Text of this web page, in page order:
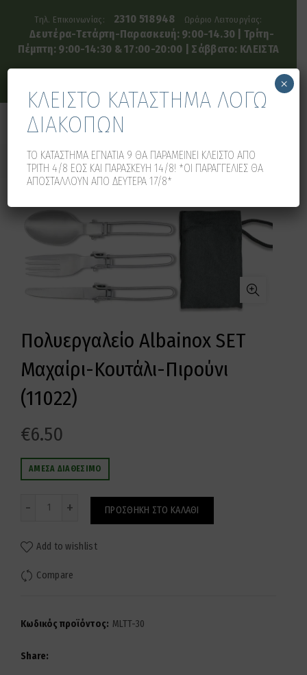
Τηλ. Επικοινωνίας: 2310 518948 Ωράριο Λειτουργίας:
Δευτέρα-Τετάρτη-Παρασκευή: 9:00-14.30 | Τρίτη-
Πέμπτη: 9:00-14:30 & 17:00-20:00 | Σάββατο: ΚΛΕΙΣΤΑ
Πολυεργαλείο Albainox SET
Μαχαίρι-Κουτάλι-Πιρούνι
(11022)
€6.50
ΆΜΕΣΑ ΔΙΑΘΈΣΙΜΟ
ΠΡΟΣΘΉΚΗ ΣΤΟ ΚΑΛΆΘΙ
Add to wishlist
Compare
Κωδικός προϊόντος: MLTT-30
Share
ΚΛΕΙΣΤΟ ΚΑΤΑΣΤΗΜΑ ΛΟΓΩ
ΔΙΑΚΟΠΩΝ
ΤΟ ΚΑΤΑΣΤΗΜΑ ΕΓΝΑΤΙΑ 9 ΘΑ ΠΑΡΑΜΕΙΝΕΙ ΚΛΕΙΣΤΟ ΑΠΟ
ΤΡΙΤΗ 4/8 ΕΩΣ ΚΑΙ ΠΑΡΑΣΚΕΥΗ 14/8! *ΟΙ ΠΑΡΑΓΓΕΛΙΕΣ ΘΑ
ΑΠΟΣΤΑΛΛΟΥΝ ΑΠΟ ΔΕΥΤΕΡΑ 17/8*
×